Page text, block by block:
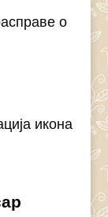
о
икона